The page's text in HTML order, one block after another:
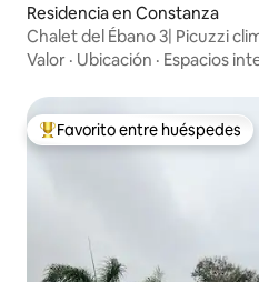
Residencia en Constanza
Chalet del Ébano 3| Picuzzi
Valor · Ubicación · Espacios
De los mejores en Favorito
Favorito entre huéspedes